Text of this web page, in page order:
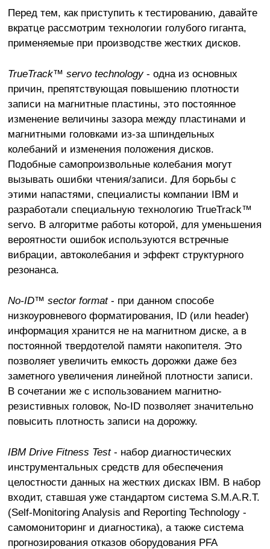
Перед тем, как приступить к тестированию, давайте
вкратце рассмотрим технологии голубого гиганта,
применяемые при производстве жестких дисков.
TrueTrack™ servo technology- одна из основных
причин, препятствующая повышению плотности
записи на магнитные пластины, это постоянное
изменение величины зазора между пластинами и
магнитными головками из-за шпиндельных
колебаний и изменения положения дисков.
Подобные самопроизвольные колебания могут
вызывать ошибки чтения/записи. Для борьбы с
этими напастями, специалисты компании IBM и
разработали специальную технологию TrueTrack™
servo. В алгоритме работы которой, для уменьшения
вероятности ошибок используются встречные
вибрации, автоколебания и эффект структурного
резонанса.
No-ID™ sector format- при данном способе
низкоуровневого форматирования, ID (или header)
информация хранится не на магнитном диске, а в
постоянной твердотелой памяти накопителя. Это
позволяет увеличить емкость дорожки даже без
заметного увеличения линейной плотности записи.
В сочетании же с использованием магнитно-
резистивных головок, No-ID позволяет значительно
повысить плотность записи на дорожку.
IBM Drive Fitness Test- набор диагностических
инструментальных средств для обеспечения
целостности данных на жестких дисках IBM. В набор
входит, ставшая уже стандартом система S.M.A.R.T.
(Self-Monitoring Analysis and Reporting Technology -
самомониторинг и диагностика), а также система
прогнозирования отказов оборудования PFA